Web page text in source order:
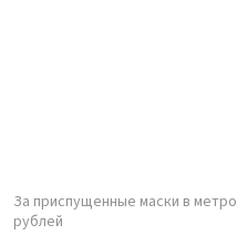
За приспущенные маски в
рублей